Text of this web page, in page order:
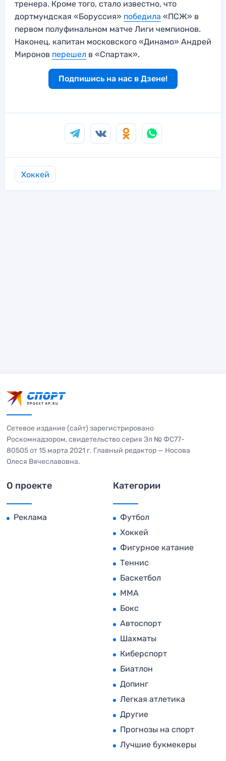
тренера. Кроме того, стало известно, что
дортмундская «Боруссия» победила «ПСЖ» в
первом полуфинальном матче Лиги чемпионов.
Наконец, капитан московского «Динамо» Андрей
Миронов перешел в «Спартак».
Подпишись на нас в Дзене!
Хоккей
Сетевое издание (сайт) зарегистрировано
Роскомнадзором, свидетельство серия Эл № ФС77-
80505 от 15 марта 2021 г. Главный редактор — Носова
Олеся Вячеславовна.
О проекте
Реклама
Категории
Футбол
Хоккей
Фигурное катание
Теннис
Баскетбол
MMA
Бокс
Автоспорт
Шахматы
Киберспорт
Биатлон
Допинг
Легкая атлетика
Другие
Прогнозы на спорт
Лучшие букмекеры